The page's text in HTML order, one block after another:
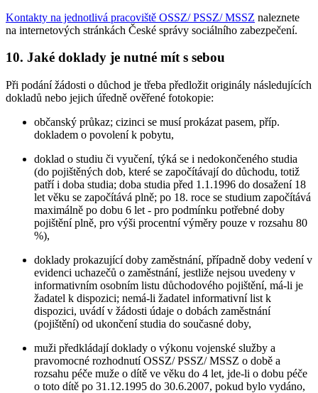
Kontakty na jednotlivá pracoviště OSSZ/ PSSZ/ MSSZ naleznete
na internetových stránkách České správy sociálního zabezpečení.
10. Jaké doklady je nutné mít s sebou
Při podání žádosti o důchod je třeba předložit originály následujících
dokladů nebo jejich úředně ověřené fotokopie:
občanský průkaz; cizinci se musí prokázat pasem, příp.
dokladem o povolení k pobytu,
doklad o studiu či vyučení, týká se i nedokončeného studia
(do pojištěných dob, které se započítávají do důchodu, totiž
patří i doba studia; doba studia před 1.1.1996 do dosažení 18
let věku se započítává plně; po 18. roce se studium započítává
maximálně po dobu 6 let - pro podmínku potřebné doby
pojištění plně, pro výši procentní výměry pouze v rozsahu 80
%),
doklady prokazující doby zaměstnání, případně doby vedení v
evidenci uchazečů o zaměstnání, jestliže nejsou uvedeny v
informativním osobním listu důchodového pojištění, má-li je
žadatel k dispozici; nemá-li žadatel informativní list k
dispozici, uvádí v žádosti údaje o dobách zaměstnání
(pojištění) od ukončení studia do současné doby,
muži předkládají doklady o výkonu vojenské služby a
pravomocné rozhodnutí OSSZ/ PSSZ/ MSSZ o době a
rozsahu péče muže o dítě ve věku do 4 let, jde-li o dobu péče
o toto dítě po 31.12.1995 do 30.6.2007, pokud bylo vydáno,